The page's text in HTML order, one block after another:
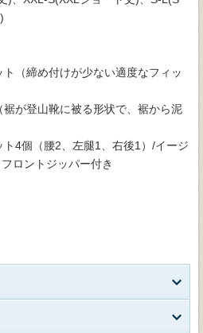
（締め付けが少ない適度なフィッ
が登山靴に被る形状で、裾から泥
ト4個（腰2、左腿1、右後1）/イージ
ロントジッパー付き